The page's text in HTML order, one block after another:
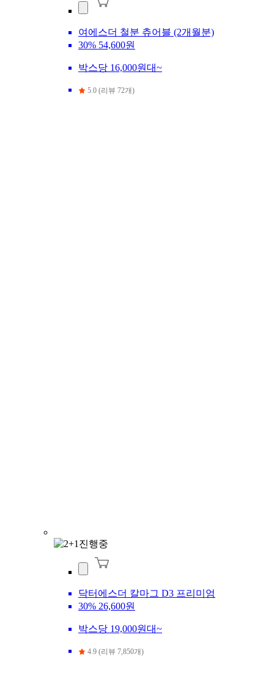
여에스더 철분 츄어블 (2개월분)
30% 54,600원
박스당 16,000원대~
5.0 (리뷰 72개)
닥터에스더 칼마그 D3 프리미엄
30% 26,600원
박스당 19,000원대~
4.9 (리뷰 7,850개)